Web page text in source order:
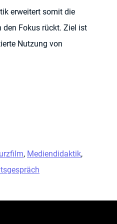
erweitert somit die
Fokus rückt. Ziel ist
Nutzung von
, Mediendidaktik,